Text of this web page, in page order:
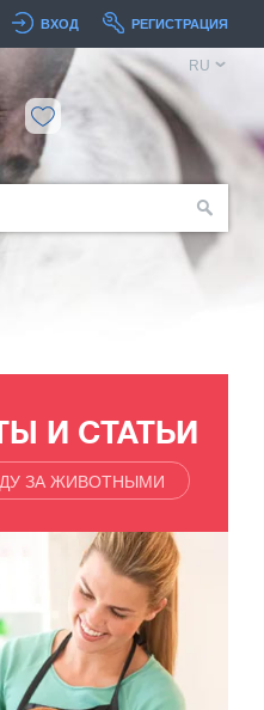
ВХОД РЕГИСТРАЦИЯ
RU
И СТАТЬИ
ЗА ЖИВОТНЫМИ